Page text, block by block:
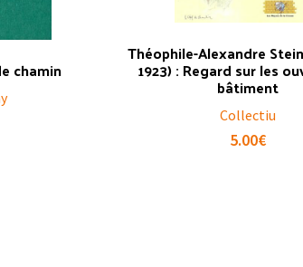
chamin
Théophile-Alexandre
1923) : Regard sur les
bâtiment
Collectiu
5.00€